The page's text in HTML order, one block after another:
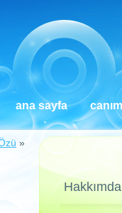
ana sayfa
»
Hakkımda